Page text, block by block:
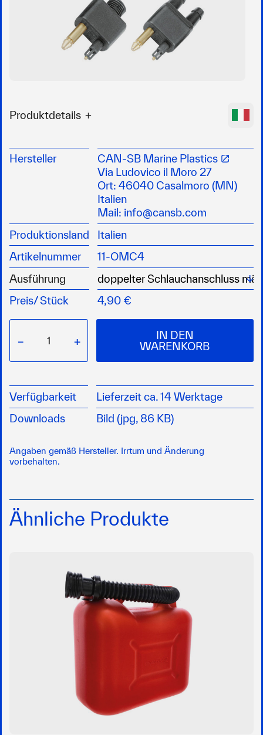
Produktdetails
HONDA Außenborder bis Typ BF8B
Hersteller
CAN-SB Marine Plastics
Via Ludovico il Moro 27
Ort: 46040 Casalmoro (MN)
Italien
Mail: info@cansb.com
Produktionsland
Italien
Artikelnummer
11-OMC4
Ausführung
Preis/Stück 4,90 €
− +
IN DEN
WARENKORB
Verfügbarkeit
Lieferzeit ca. 14 Werktage
Downloads
Bild (jpg, 86 KB)
Angaben gemäß Hersteller. Irrtum und Änderung
vorbehalten.
Ähnliche Produkte